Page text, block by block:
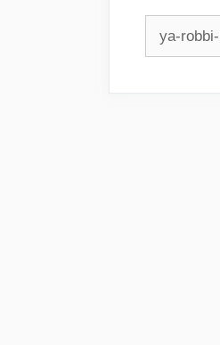
for: